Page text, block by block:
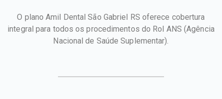
O plano Amil Dental São Gabriel RS oferece cobertura
integral para todos os procedimentos do Rol ANS (Agência
Nacional de Saúde Suplementar).